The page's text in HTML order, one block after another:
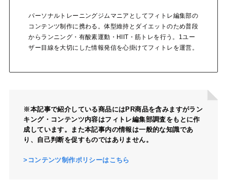
パーソナルトレーニングジムマニアとしてフィトレ編集部の
コンテンツ制作に携わる。体型維持とダイエットのため普段
からランニング・有酸素運動・HIIT・筋トレを行う。1ユー
ザー目線を大切にした情報発信を心掛けてフィトレを運営。
※本記事で紹介している商品にはPR商品を含みますがラン
キング・コンテンツ内容はフィトレ編集部調査をもとに作
成しています。また本記事内の情報は一般的な知識であ
り、自己判断を促すものではありません。
>コンテンツ制作ポリシーはこちら